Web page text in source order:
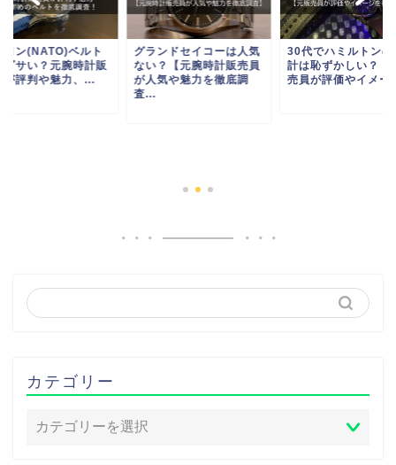
ンドセイコーは人気
？【元腕時計販売員
気や魅力を徹底調
30代でハミルトンの腕時
計は恥ずかしい？【元販
売員が評価やイメージ...
カテゴリー